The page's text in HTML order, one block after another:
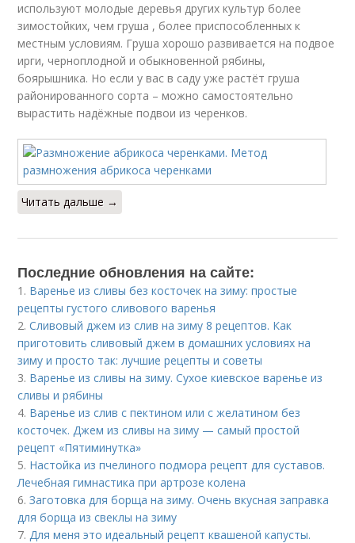
используют молодые деревья других культур более
зимостойких, чем груша , более приспособленных к
местным условиям. Груша хорошо развивается на подвое
ирги, черноплодной и обыкновенной рябины,
боярышника. Но если у вас в саду уже растёт груша
районированного сорта – можно самостоятельно
вырастить надёжные подвои из черенков.
Читать дальше →
Последние обновления на сайте:
1. Варенье из сливы без косточек на зиму: простые
рецепты густого сливового варенья
2.Сливовый джем из слив на зиму 8 рецептов. Как
приготовить сливовый джем в домашних условиях на
зиму и просто так: лучшие рецепты и советы
3. Варенье из сливы на зиму. Сухое киевское варенье из
сливы и рябины
4. Варенье из слив с пектином или с желатином без
косточек. Джем из сливы на зиму — самый простой
рецепт «Пятиминутка»
5. Настойка из пчелиного подмора рецепт для суставов.
Лечебная гимнастика при артрозе колена
6.Заготовка для борща на зиму. Очень вкусная заправка
для борща из свеклы на зиму
7.Для меня это идеальный рецепт квашеной капусты.